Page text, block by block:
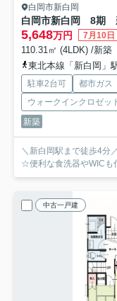
白岡市新白岡
5,648万円 7月10日
110.31㎡ (4LDK) /新築
東北本線「新白岡」
駐車2台可 都市ガス
ウォークインクロゼッ
新築
＼新白岡駅まで徒歩4分
中古一戸建